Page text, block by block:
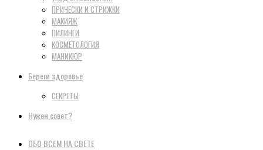
ПРИЧЕСКИ И СТРИЖКИ
МАКИЯЖ
ПИЛИНГИ
КОСМЕТОЛОГИЯ
МАНИКЮР
Береги здоровье
СЕКРЕТЫ
Нужен совет?
ОБО ВСЕМ НА СВЕТЕ